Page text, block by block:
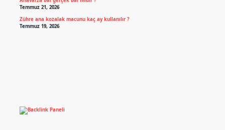
Temmuz 21, 2026
Zühre ana kozalak macunu kaç ay kullanılır ?
Temmuz 19, 2026